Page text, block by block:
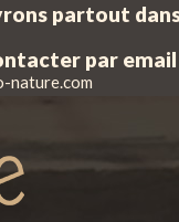
partout
par email
nature.com